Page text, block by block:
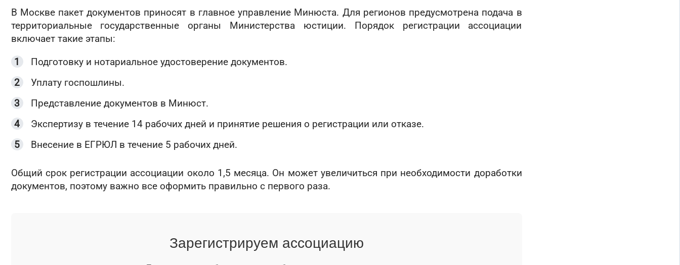
В Москве пакет документов приносят в главное управление Минюста. Для регионов предусмотрена подача в
территориальные государственные органы Министерства юстиции. Порядок регистрации ассоциации
включает такие этапы:
Подготовку и нотариальное удостоверение документов.
Уплату госпошлины.
Представление документов в Минюст.
Экспертизу в течение 14 рабочих дней и принятие решения о регистрации или отказе.
Внесение в ЕГРЮЛ в течение 5 рабочих дней.
Общий срок регистрации ассоциации около 1,5 месяца. Он может увеличиться при необходимости доработки
документов, поэтому важно все оформить правильно с первого раза.
Зарегистрируем ассоциацию